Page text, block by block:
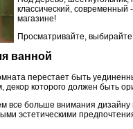
классический, современный
магазине!
Просматривайте,
ванной
перестает быть
которого должен быть
все больше внимания
эстетическими